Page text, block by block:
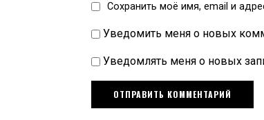
Сохранить моё имя, email и
Уведомить меня о новых
Уведомлять меня о новых